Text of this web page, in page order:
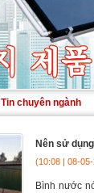
Tin chuyên ngành
Nên sử
(10:08 | 08-
Bình nước